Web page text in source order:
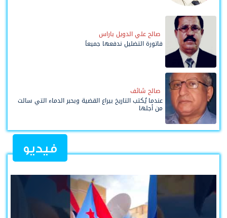
صالح علي الدويل باراس
فاتورة التضليل ندفعها جميعاً
صالح شائف
عندما يُكتب التاريخ بيراع القضية وبحبر الدماء التي سالت
من أجلها
فيديو